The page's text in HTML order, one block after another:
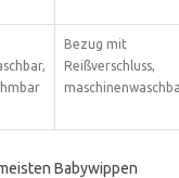
Bezug mit
Reißverschluss,
Babywippen